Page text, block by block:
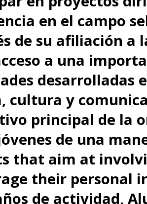
en el campo
de su afiliación a
a una
desarrolladas
cultura y
principal de la
de una
that aim at
their personal
de actividad,